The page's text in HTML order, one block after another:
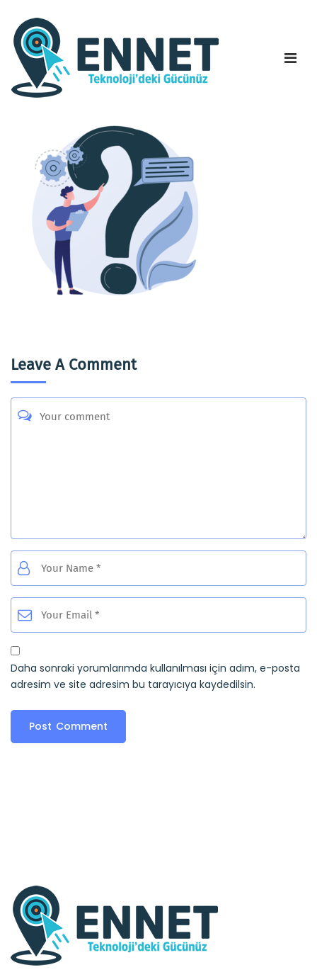
Leave A Comment
Daha sonraki yorumlarımda kullanılması için adım, e-posta
adresim ve site adresim bu tarayıcıya kaydedilsin.